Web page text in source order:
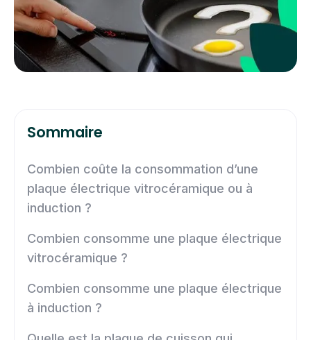
Sommaire
Combien coûte la consommation d’une
plaque électrique vitrocéramique ou à
induction ?
Combien consomme une plaque électrique
vitrocéramique ?
Combien consomme une plaque électrique
à induction ?